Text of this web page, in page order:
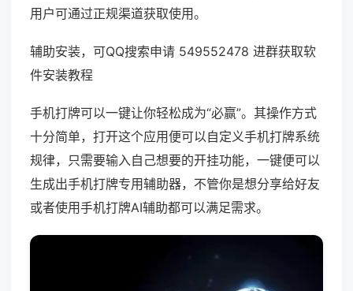
用户可通过正规渠道获取使用。
辅助安装，可QQ搜索申请 549552478 进群获取软
件安装教程
手机打牌可以一键让你轻松成为“必赢”。其操作方式
十分简单，打开这个应用便可以自定义手机打牌系统
规律，只需要输入自己想要的开挂功能，一键便可以
生成出手机打牌专用辅助器，不管你是想分享给好友
或者使用手机打牌AI辅助都可以满足需求。